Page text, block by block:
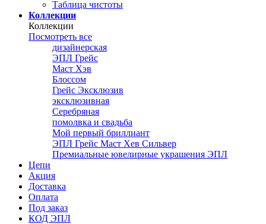
Таблица чистоты
Коллекции
Коллекции
Посмотреть все
дизайнерская
ЭПЛ Грейс
Маст Хэв
Блоссом
Грейс Эксклюзив
эксклюзивная
Серебряная
помолвка и свадьба
Мой первый бриллиант
ЭПЛ Грейс Маст Хев Сильвер
Премиальные ювелирные украшения ЭПЛ
Цепи
Акция
Доставка
Оплата
Под заказ
КОД ЭПЛ